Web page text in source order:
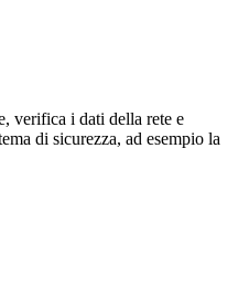
verifica i dati della rete e
di sicurezza, ad esempio la